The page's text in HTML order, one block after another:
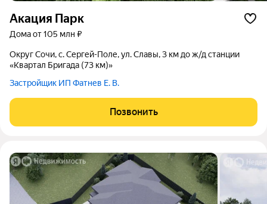
Акация Парк
дома от 105 млн ₽
округ Сочи, с. Сергей-Поле, ул. Славы, 3 км до ж/д станции
«Квартал Бригада (73 км)»
Застройщик ИП Фатнев Е. В.
Позвонить